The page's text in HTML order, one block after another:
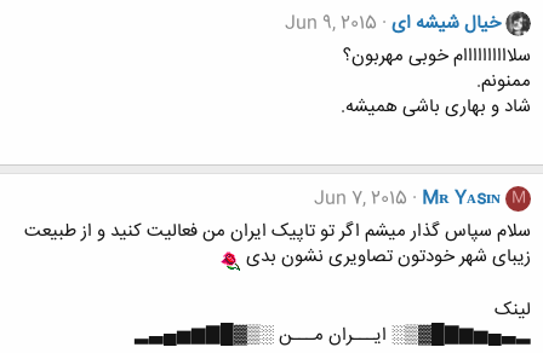
خیال شیشه ای Jun 9, 2015
سلاااااااااام خوبی مهربون؟
ممنونم.
شاد و بهاری باشی همیشه.
M
Mʀ Yᴀsɪɴ
Jun 7, 2015
سلام سپاس گذار میشم اگر تو تاپیک ایران من فعالیت کنید و از طبیعت
زیبای شهر خودتون تصاویری نشون بدی
لینک
▂▃▄▅▆▇█▓▒░ ایـــران مـــن ░▒▓█▇▆▅▄▃▂